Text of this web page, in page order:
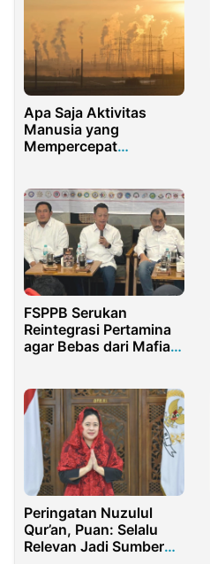
Apa Saja Aktivitas
Manusia yang
Mempercepat
FSPPB Serukan
Reintegrasi Pertamina
agar Bebas dari Mafia
Peringatan Nuzulul
Qur’an, Puan: Selalu
Relevan Jadi Sumber